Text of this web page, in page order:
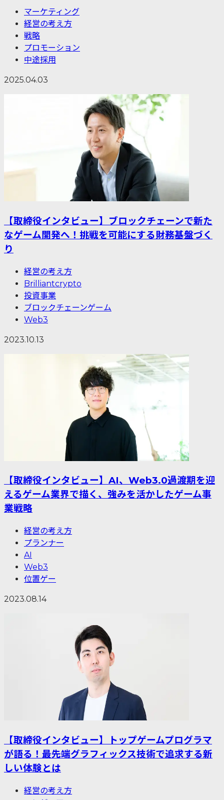
マーケティング
経営の考え方
戦略
プロモーション
中途採用
2025.04.03
【取締役インタビュー】ブロックチェーンで新た
なゲーム開発へ！挑戦を可能にする財務基盤づく
り
経営の考え方
Brilliantcrypto
投資事業
ブロックチェーンゲーム
Web3
2023.10.13
【取締役インタビュー】AI、Web3.0過渡期を迎
えるゲーム業界で描く、強みを活かしたゲーム事
業戦略
経営の考え方
プランナー
AI
Web3
位置ゲー
2023.08.14
【取締役インタビュー】トップゲームプログラマ
が語る！最先端グラフィックス技術で追求する新
しい体験とは
経営の考え方